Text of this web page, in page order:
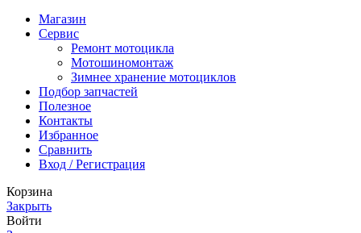
Магазин
Сервис
Ремонт мотоцикла
Мотошиномонтаж
Зимнее хранение мотоциклов
Подбор запчастей
Полезное
Контакты
Избранное
Сравнить
Вход / Регистрация
Корзина
Закрыть
Войти